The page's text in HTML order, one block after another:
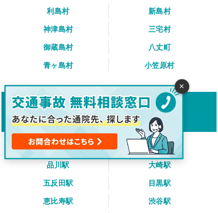
利島村
新島村
神津島村
三宅村
御蔵島村
八丈町
青ヶ島村
小笠原村
東京都内の主要駅から
交通事故治療の整形外科をさがす
東京駅
新橋駅
品川駅
大崎駅
五反田駅
目黒駅
恵比寿駅
渋谷駅
×